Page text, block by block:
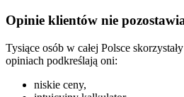
Opinie klientów nie
Tysiące osób w całej Polsce
opiniach podkreślają oni:
niskie ceny,